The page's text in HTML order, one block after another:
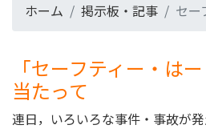
ホーム 掲示板・記事 セー
「セーフティー・は
当たって
連日，いろいろな事件・事故が